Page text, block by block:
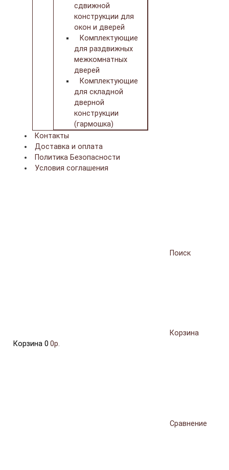
сдвижной
конструкции для
окон и дверей
Комплектующие
для раздвижных
межкомнатных
дверей
Комплектующие
для складной
дверной
конструкции
(гармошка)
Контакты
Доставка и оплата
Политика Безопасности
Условия соглашения
Поиск
Корзина
Корзина 0 0р.
Сравнение